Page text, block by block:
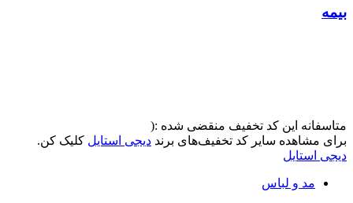
بیمه
متاسفانه این کد تخفیف منقضی شده :(
برای مشاهده سایر کد تخفیف‌های برند دیجی استایل کلیک کن.
دیجی استایل
مد و لباس